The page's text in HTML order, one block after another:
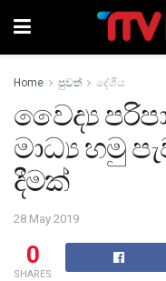
Home පුවත් දේශීය
වෛද්‍ය
මාධ්‍ය හමු
දීමක්
28 May 2019
0
SHARES